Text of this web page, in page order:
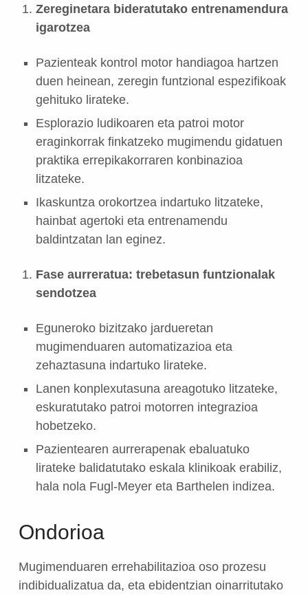
Zereginetara bideratutako entrenamendura
igarotzea
Pazienteak kontrol motor handiagoa hartzen
duen heinean, zeregin funtzional espezifikoak
gehituko lirateke.
Esplorazio ludikoaren eta patroi motor
eraginkorrak finkatzeko mugimendu gidatuen
praktika errepikakorraren konbinazioa
litzateke.
Ikaskuntza orokortzea indartuko litzateke,
hainbat agertoki eta entrenamendu
baldintzatan lan eginez.
Fase aurreratua: trebetasun funtzionalak
sendotzea
Eguneroko bizitzako jardueretan
mugimenduaren automatizazioa eta
zehaztasuna indartuko lirateke.
Lanen konplexutasuna areagotuko litzateke,
eskuratutako patroi motorren integrazioa
hobetzeko.
Pazientearen aurrerapenak ebaluatuko
lirateke balidatutako eskala klinikoak erabiliz,
hala nola Fugl-Meyer eta Barthelen indizea.
Ondorioa
Mugimenduaren errehabilitazioa oso prozesu
indibidualizatua da, eta ebidentzian oinarritutako